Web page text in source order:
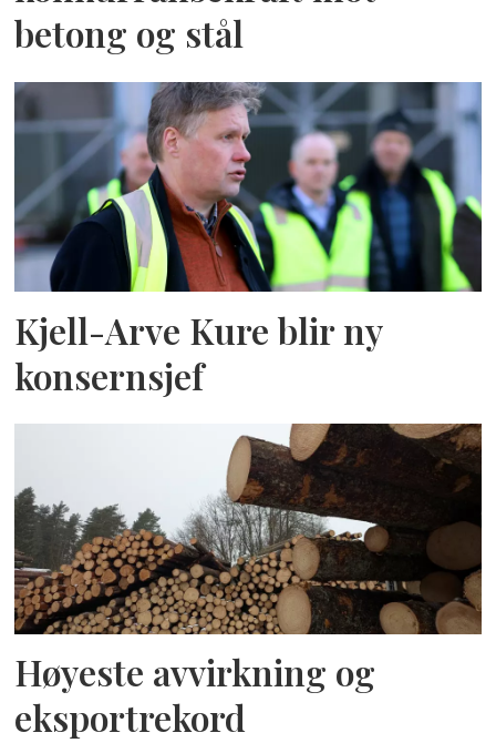
betong og stål
Kjell-Arve Kure blir ny
konsernsjef
Høyeste avvirkning og
eksportrekord